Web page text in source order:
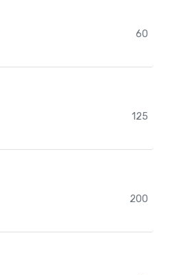
60
125
200